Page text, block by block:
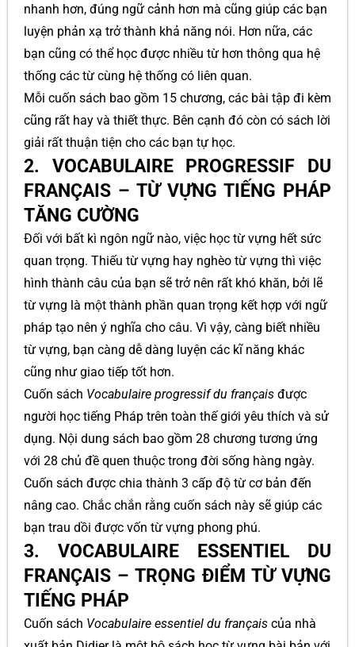
nhanh hơn, đúng ngữ cảnh hơn mà cũng giúp các bạn
luyện phản xạ trở thành khả năng nói. Hơn nữa, các
bạn cũng có thể học được nhiều từ hơn thông qua hệ
thống các từ cùng hệ thống có liên quan.
Mỗi cuốn sách bao gồm 15 chương, các bài tập đi kèm
cũng rất hay và thiết thực. Bên cạnh đó còn có sách lời
giải rất thuận tiện cho các bạn tự học.
2. VOCABULAIRE PROGRESSIF DU
FRANÇAIS – TỪ VỰNG TIẾNG PHÁP
TĂNG CƯỜNG
Đối với bất kì ngôn ngữ nào, việc học từ vựng hết sức
quan trọng. Thiếu từ vựng hay nghèo từ vựng thì việc
hình thành câu của bạn sẽ trở nên rất khó khăn, bởi lẽ
từ vựng là một thành phần quan trọng kết hợp với ngữ
pháp tạo nên ý nghĩa cho câu. Vì vậy, càng biết nhiều
từ vựng, bạn càng dễ dàng luyện các kĩ năng khác
cũng như giao tiếp tốt hơn.
Cuốn sách Vocabulaire progressif du français được
người học tiếng Pháp trên toàn thế giới yêu thích và sử
dụng. Nội dung sách bao gồm 28 chương tương ứng
với 28 chủ đề quen thuộc trong đời sống hàng ngày.
Cuốn sách được chia thành 3 cấp độ từ cơ bản đến
nâng cao. Chắc chắn rằng cuốn sách này sẽ giúp các
bạn trau dồi được vốn từ vựng phong phú.
3. VOCABULAIRE ESSENTIEL DU
FRANÇAIS – TRỌNG ĐIỂM TỪ VỰNG
TIẾNG PHÁP
Cuốn sách Vocabulaire essentiel du français của nhà